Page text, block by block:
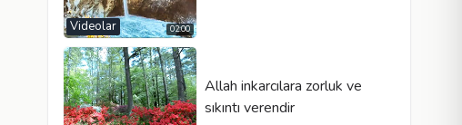
02:00
Videolar
Allah inkarcılara zorluk ve
sıkıntı verendir